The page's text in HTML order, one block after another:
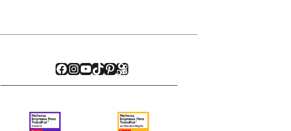
Facebook
Instagram
Youtube
TikTok
Pinterest
Kwai